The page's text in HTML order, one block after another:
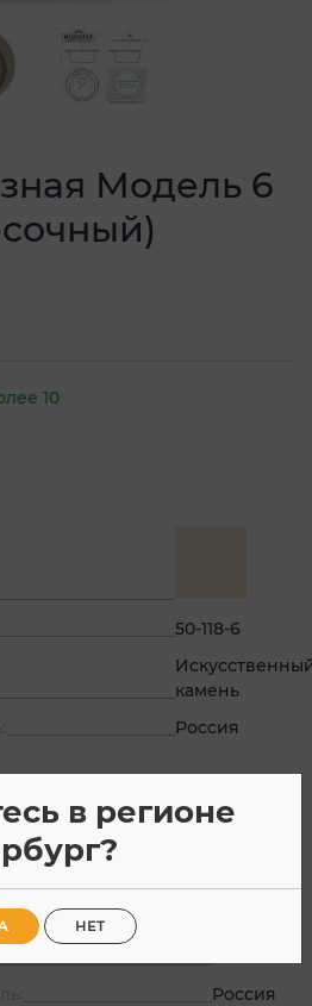
Модель 6
10
50-118-6
камень
Россия
Россия
в регионе
НЕТ